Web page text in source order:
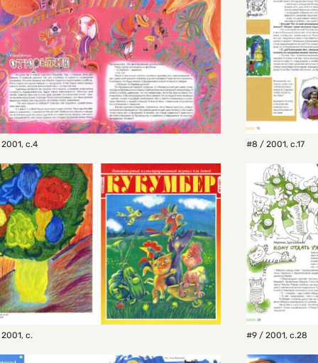
, с.4 #8 / 2001, с.17
, с. #9 / 2001, с.28